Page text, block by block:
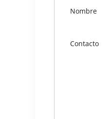
Nombre
Contacto